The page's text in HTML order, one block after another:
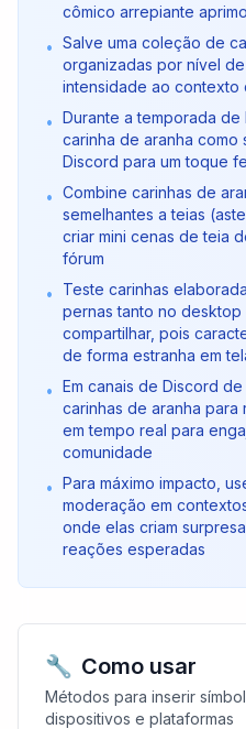
cômico arrepiante
• Salve uma coleção de
organizadas por nível
intensidade ao contexto
• Durante a temporada
carinha de aranha como
Discord para um toque
• Combine carinhas de
semelhantes a teias
criar mini cenas de teia
fórum
•
Teste carinhas
pernas tanto no
compartilhar, pois
de forma estranha em
• Em canais de Discord
carinhas de aranha para
em tempo real para
comunidade
• Para máximo impacto,
moderação em
onde elas criam
reações esperadas
🔧 Como usar
Métodos para inserir
dispositivos e plataformas